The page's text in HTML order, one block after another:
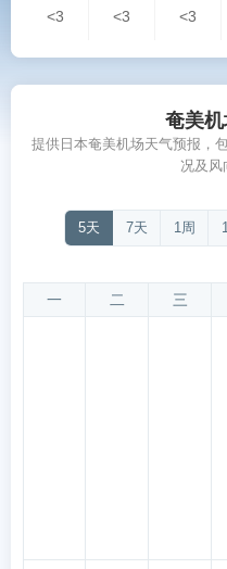
<3
<3
<3
奄美
提供日本奄美机场天气预报，
况及风
5天 7天 1周
一 二 三